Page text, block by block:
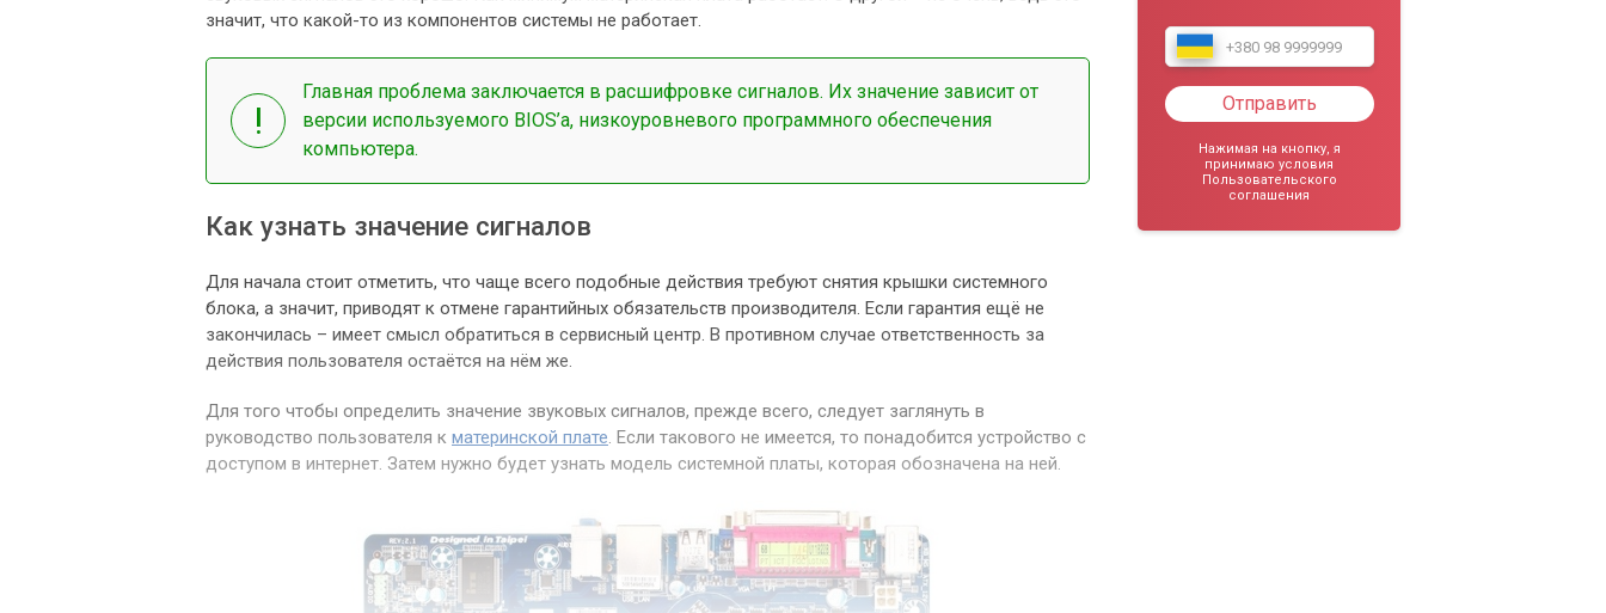
значит, что какой-то из компонентов системы не работает.
Главная проблема заключается в расшифровке сигналов. Их значение зависит от
версии используемого BIOS’а, низкоуровневого программного обеспечения
компьютера.
Как узнать значение сигналов
Для начала стоит отметить, что чаще всего подобные действия требуют снятия крышки системного
блока, а значит, приводят к отмене гарантийных обязательств производителя. Если гарантия ещё не
закончилась – имеет смысл обратиться в сервисный центр. В противном случае ответственность за
действия пользователя остаётся на нём же.
Для того чтобы определить значение звуковых сигналов, прежде всего, следует заглянуть в
руководство пользователя к материнской плате . Если такового не имеется, то понадобится устройство с
доступом в интернет. Затем нужно будет узнать модель системной платы, которая обозначена на ней.
Отправить
Нажимая на кнопку, я
принимаю условия
Пользовательского
соглашения